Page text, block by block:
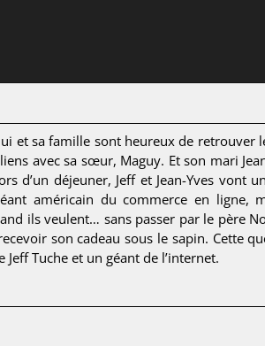
et sa famille sont heureux de retrouver
avec sa sœur, Maguy. Et son mari
d’un déjeuner, Jeff et Jean-Yves vont
américain du commerce en ligne,
ils veulent… sans passer par le père
son cadeau sous le sapin. Cette
Tuche et un géant de l’internet.